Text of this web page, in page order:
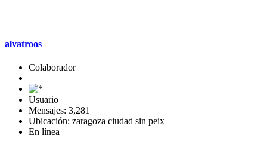
alvatroos
Colaborador
Usuario
Mensajes: 3,281
Ubicación: zaragoza ciudad sin peix
En línea